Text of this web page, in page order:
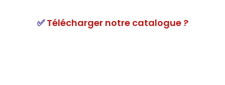
✅Télécharger notre catalogue ?